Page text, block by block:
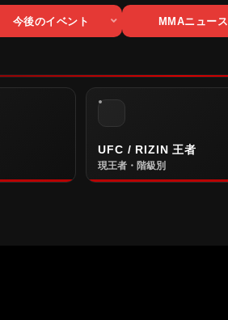
今後のイベント MMAニュース
UFC / RIZIN 王者
現王者・階級別